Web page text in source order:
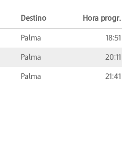
Destino Hora progr.
Palma
18:51
Palma
20:11
Palma 21:41